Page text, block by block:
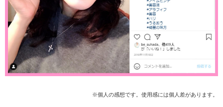
※個人の感想です。使用感には個人差があります。